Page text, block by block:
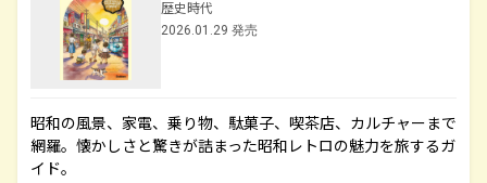
歴史時代
2026.01.29 発売
昭和の風景、家電、乗り物、駄菓子、喫茶店、カルチャーまで
網羅。懐かしさと驚きが詰まった昭和レトロの魅力を旅するガ
イド。